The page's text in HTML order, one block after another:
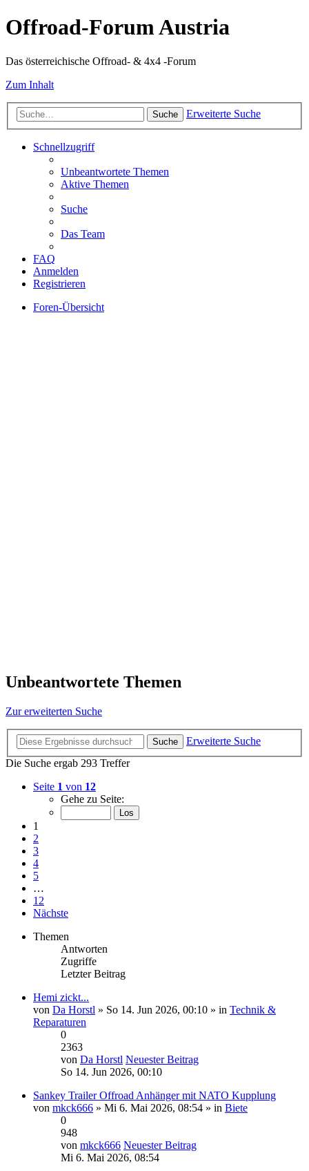
Offroad-Forum Austria
Das österreichische Offroad- & 4x4 -Forum
Zum Inhalt
Suche Erweiterte Suche
Schnellzugriff
Unbeantwortete Themen
Aktive Themen
Suche
Das Team
FAQ
Anmelden
Registrieren
Foren-Übersicht
Unbeantwortete Themen
Zur erweiterten Suche
Suche
Erweiterte Suche
Die Suche ergab 293 Treffer
Seite 1 von 12
Gehe zu Seite:
1
2
3
4
5
…
12
Nächste
Themen
Antworten
Zugriffe
Letzter Beitrag
Hemi zickt...
von Da Horstl » So 14. Jun 2026, 00:10 » in Technik &
Reparaturen
0
2363
von Da Horstl Neuester Beitrag
So 14. Jun 2026, 00:10
Sankey Trailer Offroad Anhänger mit NATO Kupplung
von mkck666 » Mi 6. Mai 2026, 08:54 » in Biete
0
948
von mkck666 Neuester Beitrag
Mi 6. Mai 2026, 08:54